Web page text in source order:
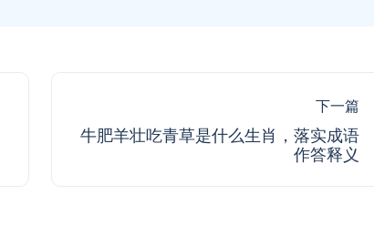
下一篇
牛肥羊壮吃青草是什么生肖，落实成语
作答释义